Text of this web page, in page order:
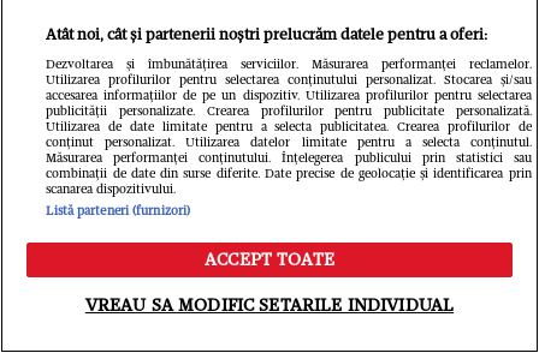
Ioana Ginghină, emoții înainte de
majoratul fiicei sale, cu 30 de
invitați: „O să fie și alcool la
petrecere, pentru că au 18 ani și nu
Meniu Caută
Atât noi, cât și partenerii noștri prelucrăm datele pentru a oferi:
Dezvoltarea și îmbunătățirea serviciilor. Măsurarea performanței reclamelor.
Utilizarea profilurilor pentru selectarea conținutului personalizat. Stocarea și/sau
accesarea informațiilor de pe un dispozitiv. Utilizarea profilurilor pentru selectarea
publicității personalizate. Crearea profilurilor pentru publicitate personalizată.
Utilizarea de date limitate pentru a selecta publicitatea. Crearea profilurilor de
conținut personalizat. Utilizarea datelor limitate pentru a selecta conținutul.
Măsurarea performanței conținutului. Înțelegerea publicului prin statistici sau
combinații de date din surse diferite. Date precise de geolocație și identificarea prin
scanarea dispozitivului.
Listă parteneri (furnizori)
ACCEPT TOATE
VREAU SA MODIFIC SETARILE INDIVIDUAL